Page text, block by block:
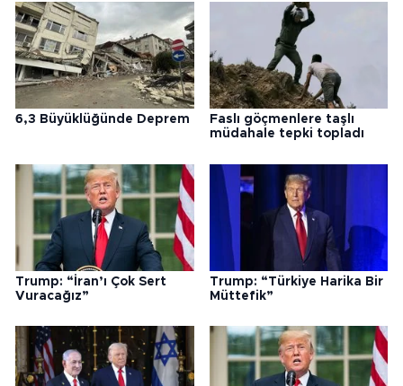
6,3 Büyüklüğünde Deprem
Faslı göçmenlere taşlı
müdahale tepki topladı
Trump: “İran’ı Çok Sert
Vuracağız”
Trump: “Türkiye Harika Bir
Müttefik”